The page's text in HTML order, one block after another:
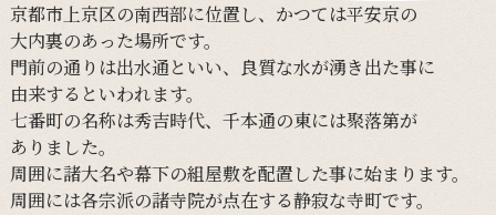
京都市上京区の南西部に位置し、 かつては平安京の
大内裏のあった場所です。
門前の通りは出水通といい、 良質な水が湧き出た事に
由来するといわれます。
七番町の名称は秀吉時代、 千本通の東には聚落第が
ありました。
周囲に諸大名や幕下の組屋敷を配置した事に始まります。
周囲には各宗派の諸寺院が点在する静寂な寺町です。